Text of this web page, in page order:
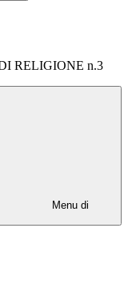
RELIGIONE n.3
Menu di